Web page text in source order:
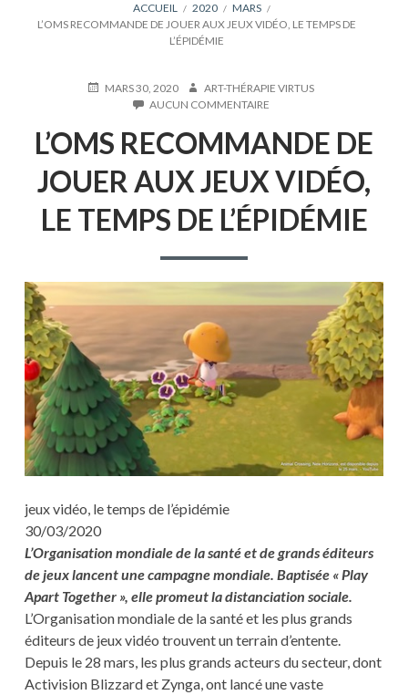
FIL
ACCUEIL 2020
MARS
L’OMS RECOMMANDE DE JOUER AUX JEUX VIDÉO, LE TEMPS DE
L’ÉPIDÉMIE
PUBLIÉMARS 30, 2020 AUTEUR
ART-THÉRAPIE VIRTUS
AUCUN COMMENTAIRE
RECOMMANDE
DE
JOUER
AUX
VIDÉO,
LE
L’ÉPIDÉMIE
L’OMS RECOMMANDE DE
JOUER AUX JEUX VIDÉO,
LE TEMPS DE L’ÉPIDÉMIE
jeux vidéo, le temps de l’épidémie
30/03/2020
L’Organisation mondiale de la santé et de grands éditeurs
de jeux lancent une campagne mondiale. Baptisée « Play
Apart Together », elle promeut la distanciation sociale.
L’Organisation mondiale de la santé et les plus grands
éditeurs de jeux vidéo trouvent un terrain d’entente.
Depuis le 28 mars, les plus grands acteurs du secteur, dont
Activision Blizzard et Zynga, ont lancé une vaste